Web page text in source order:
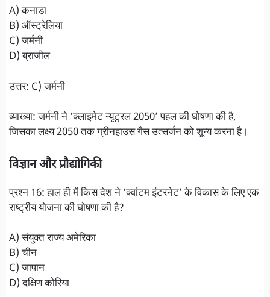
A) कनाडा
B) ऑस्ट्रेलिया
C) जर्मनी
D) ब्राजील
उत्तर: C) जर्मनी
व्याख्या: जर्मनी ने ‘क्लाइमेट न्यूट्रल 2050’ पहल की घोषणा की है,
जिसका लक्ष्य 2050 तक ग्रीनहाउस गैस उत्सर्जन को शून्य करना है।
विज्ञान और प्रौद्योगिकी
प्रश्न 16: हाल ही में किस देश ने ‘क्वांटम इंटरनेट’ के विकास के लिए एक
राष्ट्रीय योजना की घोषणा की है?
A) संयुक्त राज्य अमेरिका
B) चीन
C) जापान
D) दक्षिण कोरिया